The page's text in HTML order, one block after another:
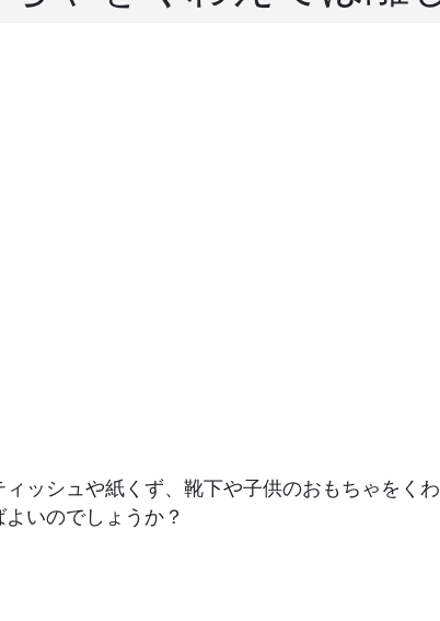
ッシュや紙くず、靴下や子供のおもちゃをく
いのでしょうか？